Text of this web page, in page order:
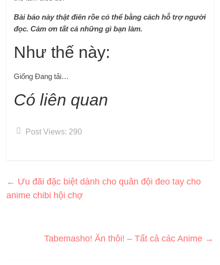
Bài báo này thật điên rồe có thể bằng cách hỗ trợ người
đọc. Cảm ơn tất cả những gì bạn làm.
Như thế này:
Giống Đang tải…
Có liên quan
Post Views: 290
← Ưu đãi đặc biệt dành cho quân đội đeo tay cho
anime chibi hội chợ
Tabemasho! Ăn thôi! – Tất cả các Anime →